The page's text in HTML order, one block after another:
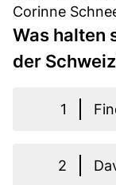
Corinne
Was halten
der
1
2